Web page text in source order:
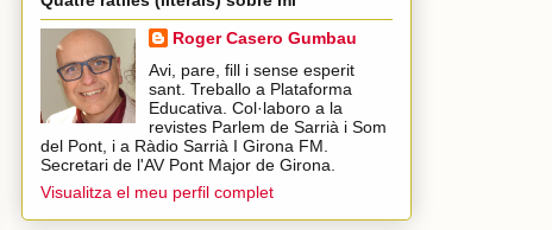
Roger Casero Gumbau
Avi, pare, fill i sense esperit
sant. Treballo a Plataforma
Educativa. Col·laboro a la
revistes Parlem de Sarrià i Som
del Pont, i a Ràdio Sarrià I Girona FM.
Secretari de l'AV Pont Major de Girona.
Visualitza el meu perfil complet